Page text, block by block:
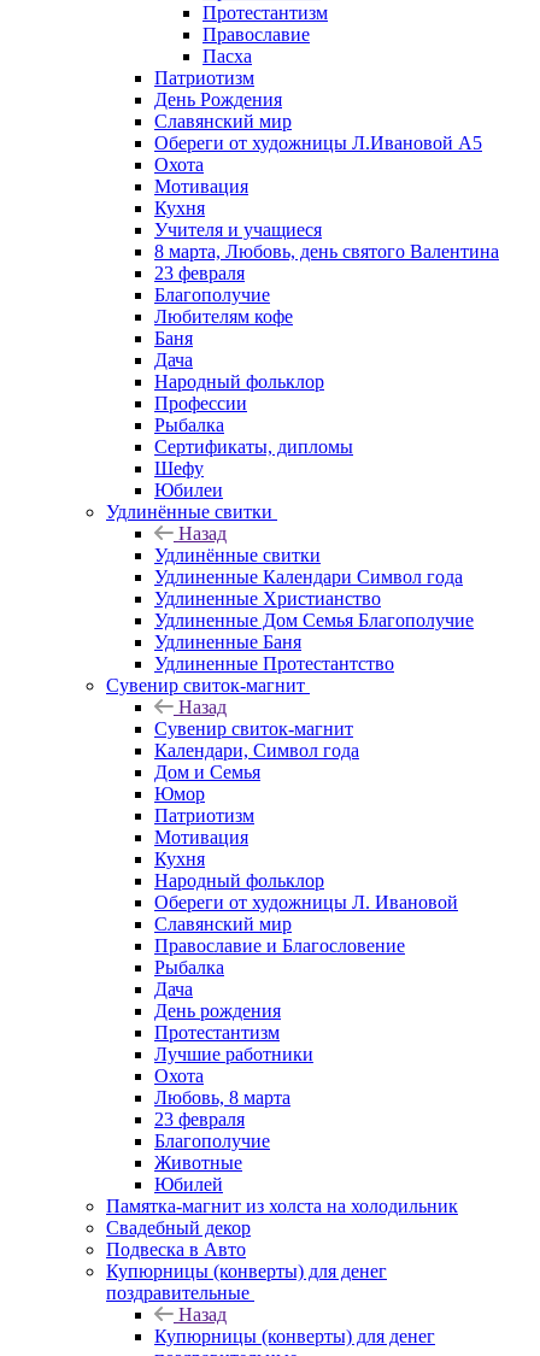
Протестантизм
Православие
Пасха
Патриотизм
День Рождения
Славянский мир
Обереги от художницы Л.Ивановой А5
Охота
Мотивация
Кухня
Учителя и учащиеся
8 марта, Любовь, день святого Валентина
23 февраля
Благополучие
Любителям кофе
Баня
Дача
Народный фольклор
Профессии
Рыбалка
Сертификаты, дипломы
Шефу
Юбилеи
Удлинённые свитки
Назад
Удлинённые свитки
Удлиненные Календари Символ года
Удлиненные Христианство
Удлиненные Дом Семья Благополучие
Удлиненные Баня
Удлиненные Протестантство
Сувенир свиток-магнит
Назад
Сувенир свиток-магнит
Календари, Символ года
Дом и Семья
Юмор
Патриотизм
Мотивация
Кухня
Народный фольклор
Обереги от художницы Л. Ивановой
Славянский мир
Православие и Благословение
Рыбалка
Дача
День рождения
Протестантизм
Лучшие работники
Охота
Любовь, 8 марта
23 февраля
Благополучие
Животные
Юбилей
Памятка-магнит из холста на холодильник
Свадебный декор
Подвеска в Авто
Купюрницы (конверты) для денег
поздравительные
Назад
Купюрницы (конверты) для денег